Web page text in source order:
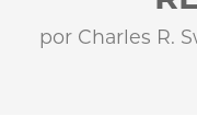
por Charles R.